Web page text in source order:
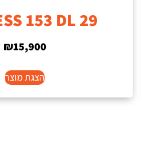
153 DL 29
₪15,900
הצגת מוצר